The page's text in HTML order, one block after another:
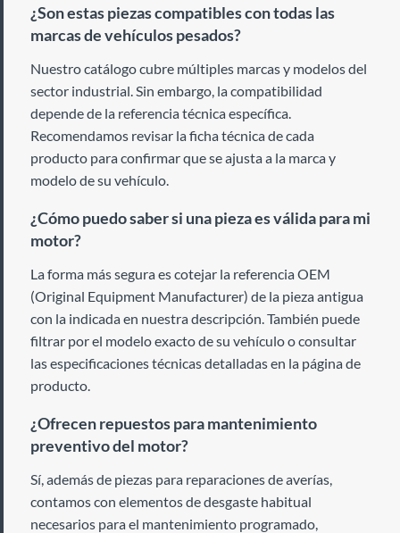
¿Son estas piezas compatibles con todas las
marcas de vehículos pesados?
Nuestro catálogo cubre múltiples marcas y modelos del
sector industrial. Sin embargo, la compatibilidad
depende de la referencia técnica específica.
Recomendamos revisar la ficha técnica de cada
producto para confirmar que se ajusta a la marca y
modelo de su vehículo.
¿Cómo puedo saber si una pieza es válida para mi
motor?
La forma más segura es cotejar la referencia OEM
(Original Equipment Manufacturer) de la pieza antigua
con la indicada en nuestra descripción. También puede
filtrar por el modelo exacto de su vehículo o consultar
las especificaciones técnicas detalladas en la página de
producto.
¿Ofrecen repuestos para mantenimiento
preventivo del motor?
Sí, además de piezas para reparaciones de averías,
contamos con elementos de desgaste habitual
necesarios para el mantenimiento programado,